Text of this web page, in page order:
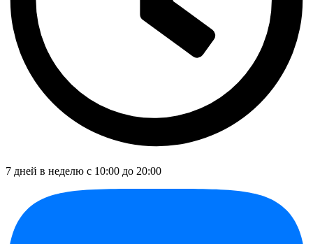
7 дней в неделю с 10:00 до 20:00